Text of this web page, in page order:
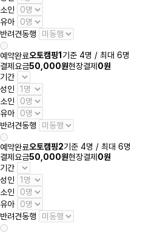
소인
유아
반려견동행
예약완료오토캠핑1 기준 4명 / 최대 6명
결제요금50,000원현장결제 0원
기간
성인
소인
유아
반려견동행
예약완료오토캠핑2기준 4명 / 최대 6명
결제요금50,000원현장결제 0원
기간
성인
소인
유아
반려견동행